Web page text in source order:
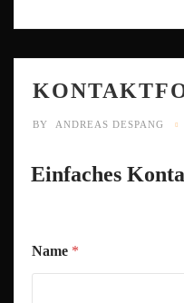
BY ANDREAS DESPANG
Einfaches
Name *